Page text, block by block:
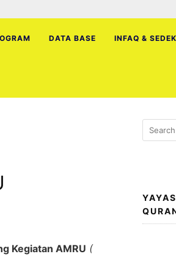
DATA BASE INFAQ &
Kegiatan AMRU (
Search
for: